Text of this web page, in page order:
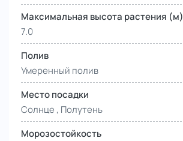
Максимальная высота растения (м)
7.0
Полив
Умеренный полив
Место посадки
Солнце , Полутень
Морозостойкость